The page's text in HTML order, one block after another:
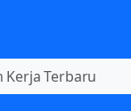
Kerja Terbaru